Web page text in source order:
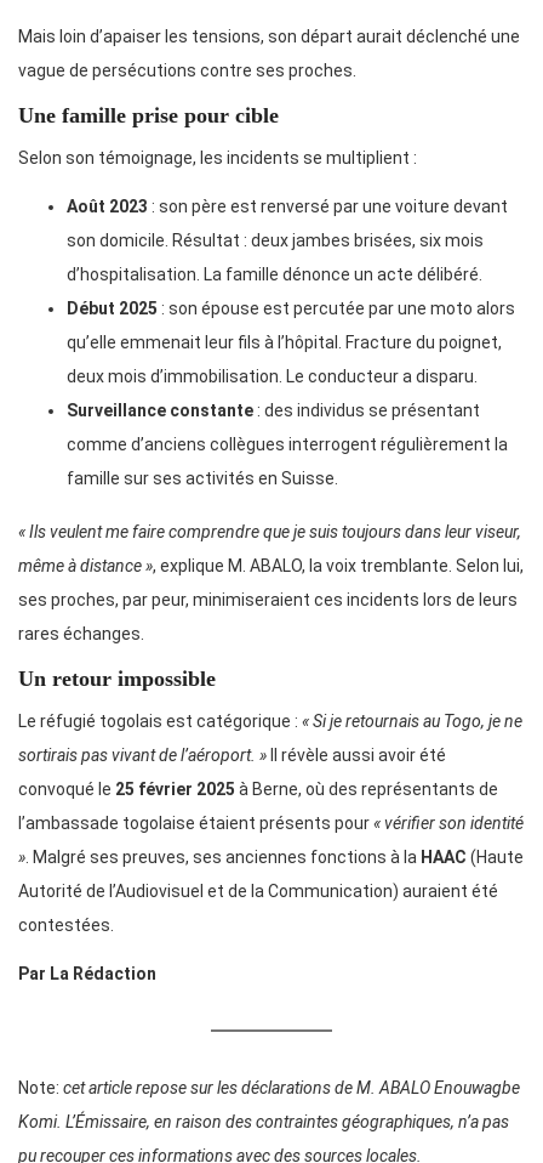
Mais loin d’apaiser les tensions, son départ aurait déclenché une
vague de persécutions contre ses proches.
Une famille prise pour cible
Selon son témoignage, les incidents se multiplient :
Août 2023 : son père est renversé par une voiture devant
son domicile. Résultat : deux jambes brisées, six mois
d’hospitalisation. La famille dénonce un acte délibéré.
Début 2025 : son épouse est percutée par une moto alors
qu’elle emmenait leur fils à l’hôpital. Fracture du poignet,
deux mois d’immobilisation. Le conducteur a disparu.
Surveillance constante : des individus se présentant
comme d’anciens collègues interrogent régulièrement la
famille sur ses activités en Suisse.
« Ils veulent me faire comprendre que je suis toujours dans leur viseur,
même à distance », explique M. ABALO, la voix tremblante. Selon lui,
ses proches, par peur, minimiseraient ces incidents lors de leurs
rares échanges.
Un retour impossible
Le réfugié togolais est catégorique : « Si je retournais au Togo, je ne
sortirais pas vivant de l’aéroport. » Il révèle aussi avoir été
convoqué le 25 février 2025 à Berne, où des représentants de
l’ambassade togolaise étaient présents pour« vérifier son identité
». Malgré ses preuves, ses anciennes fonctions à la HAAC (Haute
Autorité de l’Audiovisuel et de la Communication) auraient été
contestées.
Par La Rédaction
Note: cet article repose sur les déclarations de M. ABALO Enouwagbe
Komi. L’Émissaire, en raison des contraintes géographiques, n’a pas
pu recouper ces informations avec des sources locales.